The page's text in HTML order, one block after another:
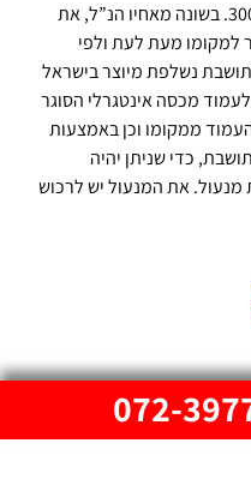
עמוד חסימה מנירוסטה מדגם 300220. בשונה מאחיו הנ”ל, את
למקומו מעת לעת ולפי
נשלפת מיוצר בישראל
במיוחד. לעמוד מכסה אינטגרלי הסוגר
ממקומו וכן באמצעות
כדי שניתן יהיה
מנעול. את המנעול יש לרכוש